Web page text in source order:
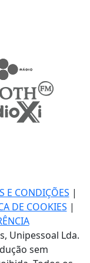
E CONDIÇÕES |
DE COOKIES |
Unipessoal Lda.
sem